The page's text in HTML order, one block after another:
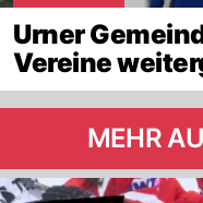
Urner
Vereine
MEHR